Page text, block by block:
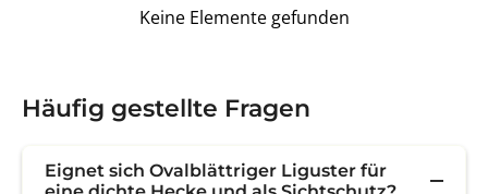
Keine Elemente gefunden
Häufig gestellte Fragen
Eignet sich Ovalblättriger Liguster für